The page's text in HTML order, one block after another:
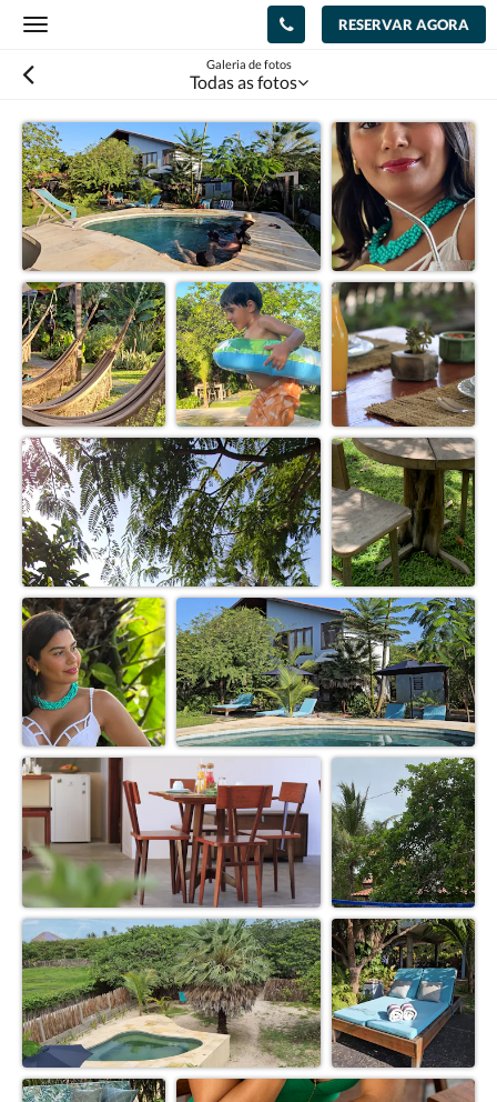
Toggle
RESERVAR AGORA
Galeria de fotos
Todas as fotos